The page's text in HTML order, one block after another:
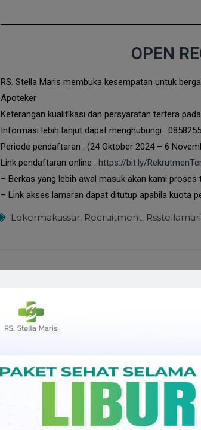
OPEN
RS. Stella Maris membuka kesempatan untuk
Apoteker
Keterangan kualifikasi dan persyaratan tertera
Informasi lebih lanjut dapat menghubungi :
Periode pendaftaran : (24 Oktober 2024 – 6
Link pendaftaran online : https://bit.ly/
– Berkas yang lebih awal masuk akan kami proses
– Link akses lamaran dapat ditutup apabila kuota
Lokermakassar, Recruitment,